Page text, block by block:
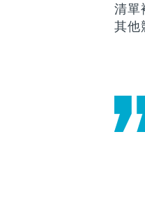
清單
其他